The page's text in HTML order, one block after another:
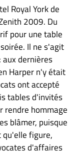
Royal York de
2009. Du
pour une table
Il ne s'agit
dernières
Harper n'y était
ont accepté
tables d'invités
rendre hommage
blâmer, puisque
qu'elle figure,
d'affaires